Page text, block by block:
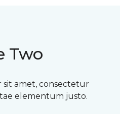
Two
sit amet, consectetur
elementum justo.